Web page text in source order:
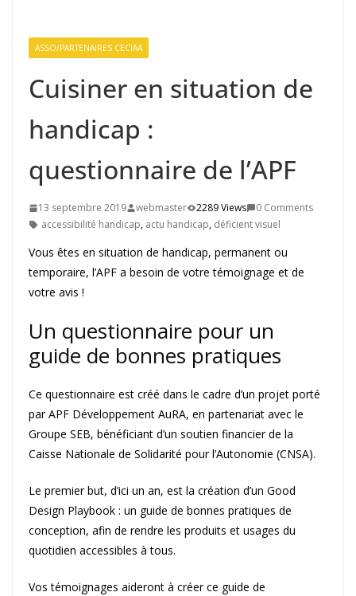
ASSO/PARTENAIRES CECIAA
Cuisiner en situation de
handicap :
questionnaire de l’APF
13 septembre 2019 webmaster 2289 Views
0 Comments
accessibilité handicap, actu handicap, déficient visuel
Vous êtes en situation de handicap, permanent ou
temporaire, l’APF a besoin de votre témoignage et de
votre avis !
Un questionnaire pour un
guide de bonnes pratiques
Ce questionnaire est créé dans le cadre d’un projet porté
par APF Développement AuRA, en partenariat avec le
Groupe SEB, bénéficiant d’un soutien financier de la
Caisse Nationale de Solidarité pour l’Autonomie (CNSA).
Le premier but, d’ici un an, est la création d’un Good
Design Playbook : un guide de bonnes pratiques de
conception, afin de rendre les produits et usages du
quotidien accessibles à tous.
Vos témoignages aideront à créer ce guide de